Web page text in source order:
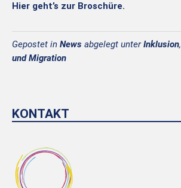
Hier geht’s zur Broschüre.
Gepostet in News abgelegt unterInklusion,
und Migration
KONTAKT